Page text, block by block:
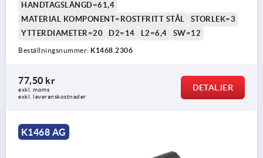
HANDTAGSLÄNGD=61,4
MATERIAL KOMPONENT=ROSTFRITT STÅL
STORLEK=3
YTTERDIAMETER=20
D2=14 L2=6,4 SW=12
Beställningsnummer: K1468.2306
77,50 kr
exkl. moms
exkl. leveranskostnader
DETALJER
K1468 AG